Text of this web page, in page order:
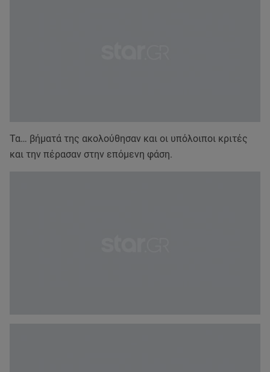
Τα… βήματά της ακολούθησαν και οι υπόλοιποι κριτές
και την πέρασαν στην επόμενη φάση.